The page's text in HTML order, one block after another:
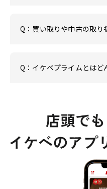
Q：買い取りや中古の取り
Q：イケベプライムとはど